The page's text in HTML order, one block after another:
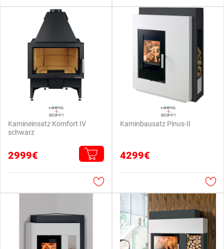
Kamineinsatz Komfort IV
schwarz
2999€
Kaminbausatz Pinus-II
4299€